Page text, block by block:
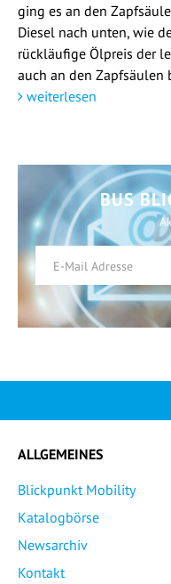
ging es an den
Diesel nach unten, wie
rückläufige Ölpreis der
auch an den Zapfsäulen
weiterlesen
BUS
ALLGEMEINES
Blickpunkt Mobility
Katalogbörse
Newsarchiv
Kontakt